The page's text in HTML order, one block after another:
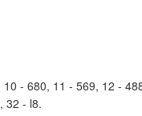
- 680, 11 - 569, 12 -
32 - l8.